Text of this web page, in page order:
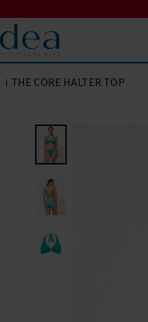
THE CORE HALTER TOP